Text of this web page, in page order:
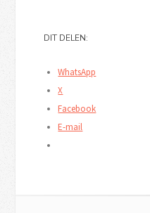
DIT DELEN:
WhatsApp
X
Facebook
E-mail